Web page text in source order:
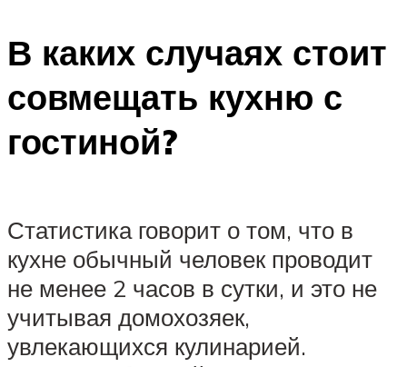
В каких случаях стоит
совмещать кухню с
гостиной?
Статистика говорит о том, что в
кухне обычный человек проводит
не менее 2 часов в сутки, и это не
учитывая домохозяек,
увлекающихся кулинарией.